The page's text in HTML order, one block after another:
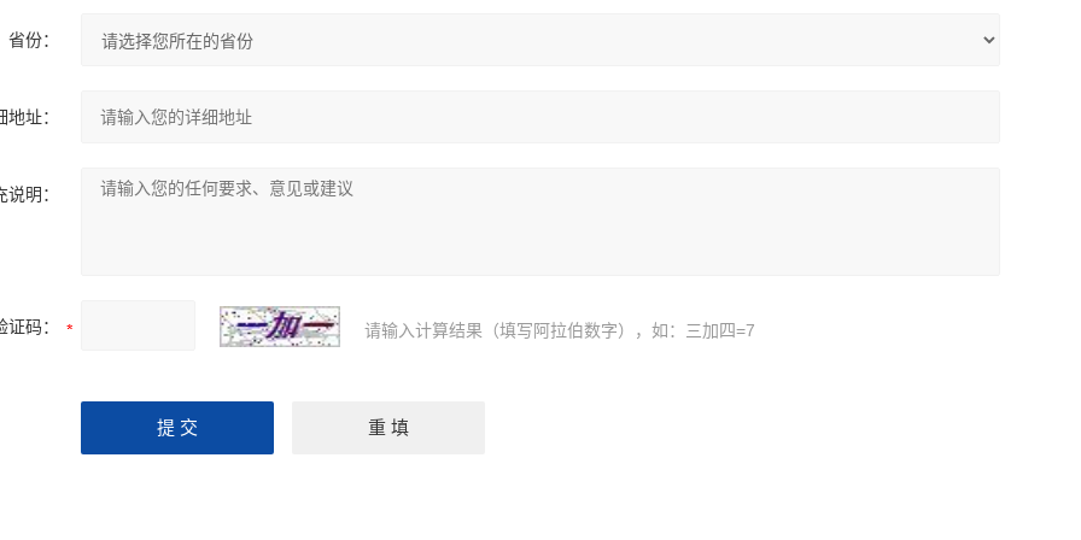
省份：
地址：
说明：
证码： 请输入计算结果（填写阿拉伯数字），如：三加四=7